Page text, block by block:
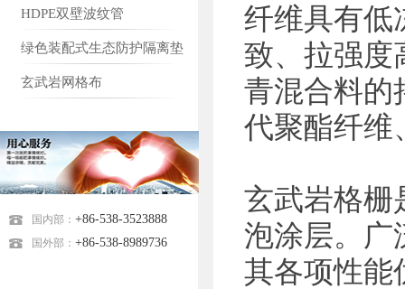
HDPE双壁波纹管
绿色装配式生态防护隔离垫
玄武岩网格布
国内部： +86-538-3523888
国外部： +86-538-8989736
纤维具有低
致、拉强度
青混合料的
代聚酯纤维
玄武岩格栅
泡涂层。广
其各项性能